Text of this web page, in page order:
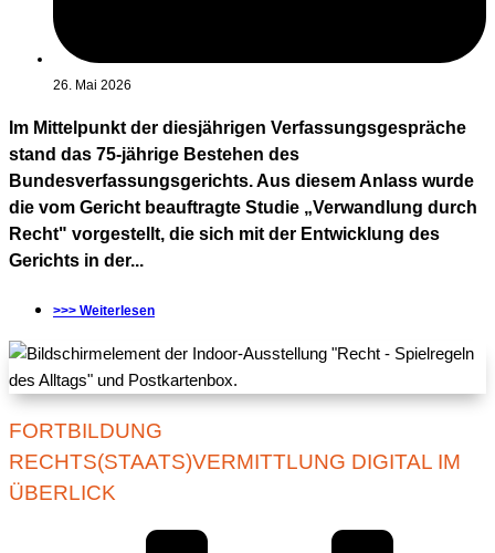
26. Mai 2026
Im Mittelpunkt der diesjährigen Verfassungsgespräche
stand das 75-jährige Bestehen des
Bundesverfassungsgerichts. Aus diesem Anlass wurde
die vom Gericht beauftragte Studie „Verwandlung durch
Recht" vorgestellt, die sich mit der Entwicklung des
Gerichts in der...
>>> Weiterlesen
FORTBILDUNG
RECHTS(STAATS)VERMITTLUNG DIGITAL IM
ÜBERLICK